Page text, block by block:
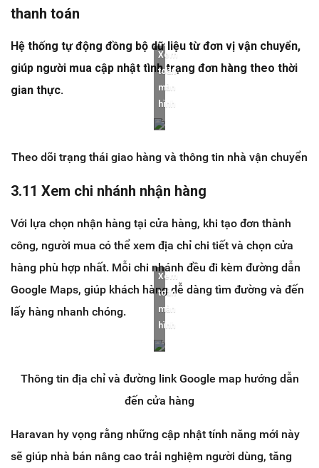
thanh toán
Hệ thống tự động đồng bộ dữ liệu từ đơn vị vận chuyển,
giúp người mua cập nhật tình trạng đơn hàng theo thời
gian thực.
Xem
toàn
màn
hình
Theo dõi trạng thái giao hàng và thông tin nhà vận chuyển
3.11 Xem chi nhánh nhận hàng
Với lựa chọn nhận hàng tại cửa hàng, khi tạo đơn thành
công, người mua có thể xem địa chỉ chi tiết và chọn cửa
hàng phù hợp nhất. Mỗi chi nhánh đều đi kèm đường dẫn
Google Maps, giúp khách hàng dễ dàng tìm đường và đến
lấy hàng nhanh chóng.
Xem
toàn
màn
hình
Thông tin địa chỉ và đường link Google map hướng dẫn
đến cửa hàng
Haravan hy vọng rằng những cập nhật tính năng mới này
sẽ giúp nhà bán nâng cao trải nghiệm người dùng, tăng